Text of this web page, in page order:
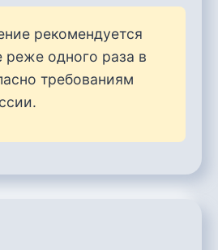
рекомендуется
реже одного раза в
требованиям